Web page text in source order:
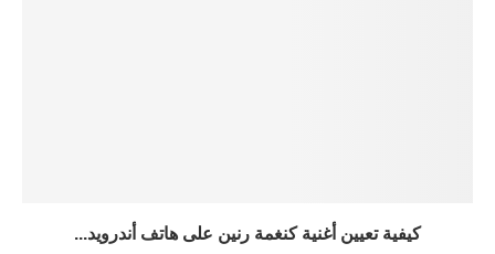
كيفية تعيين أغنية كنغمة رنين على هاتف أندرويد...